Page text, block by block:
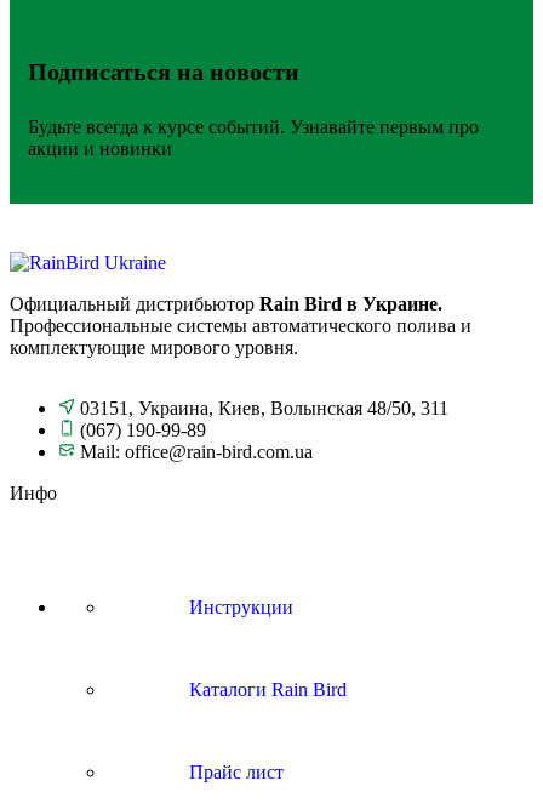
Подписаться на новости
Будьте всегда к курсе событий. Узнавайте первым про
акции и новинки
Официальный дистрибьютор Rain Bird в Украине.
Профессиональные системы автоматического полива и
комплектующие мирового уровня.
03151, Украина, Киев, Волынская 48/50, 311
(067) 190-99-89
Mail: office@rain-bird.com.ua
Инфо
Инструкции
Каталоги Rain Bird
Прайс лист